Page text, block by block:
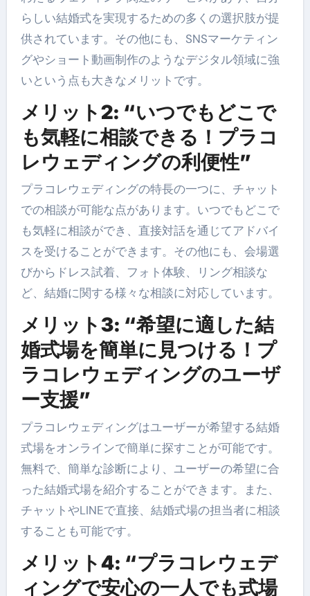
らしい結婚式を実現するための多くの選択肢が提
供されています。その他にも、SNSマーケティン
グやショート動画制作のようなデジタル領域に強
いという点も大きなメリットです。
メリット2: “いつでもどこで
も気軽に相談できる！プラコ
レウェディングの利便性”
プラコレウェディングの特長の一つに、チャット
での相談が可能な点があります。いつでもどこで
も気軽に相談ができ、直接対話を通じてアドバイ
スを受けることができます。その他にも、会場選
びからドレス試着、フォト体験、リング相談な
ど、結婚に関する様々な相談に対応しています。
メリット3: “希望に適した結
婚式場を簡単に見つける！プ
ラコレウェディングのユーザ
ー支援”
プラコレウェディングはユーザーが希望する結婚
式場をオンラインで簡単に探すことが可能です。
無料で、簡単な診断により、ユーザーの希望に合
った結婚式場を紹介することができます。また、
チャットやLINEで直接、結婚式場の担当者に相談
することも可能です。
メリット4: “プラコレウェデ
ィングで安心の一人でも式場